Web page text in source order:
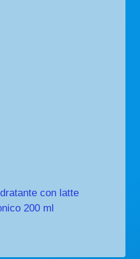
con latte
200 ml